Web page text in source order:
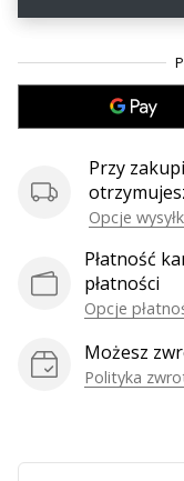
jesteś
siatkówki,
tak
do
Ambasador
Marki.
Pokaż
Przy
Opcje
Płatność
płatności
Opcje
Możesz
Polityka